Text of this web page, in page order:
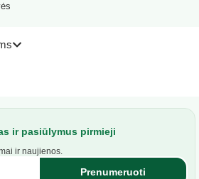
ir pasiūlymus pirmieji
ir naujienos.
Prenumeruoti